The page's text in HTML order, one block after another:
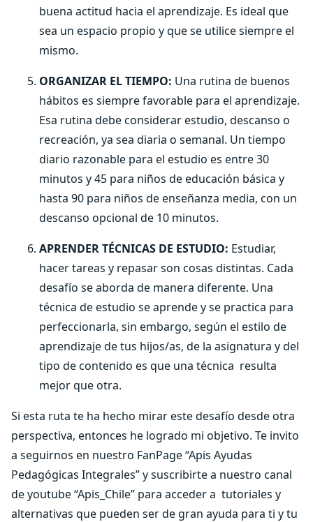
buena actitud hacia el aprendizaje. Es ideal que
sea un espacio propio y que se utilice siempre el
mismo.
ORGANIZAR EL TIEMPO: Una rutina de buenos
hábitos es siempre favorable para el aprendizaje.
Esa rutina debe considerar estudio, descanso o
recreación, ya sea diaria o semanal. Un tiempo
diario razonable para el estudio es entre 30
minutos y 45 para niños de educación básica y
hasta 90 para niños de enseñanza media, con un
descanso opcional de 10 minutos.
APRENDER TÉCNICAS DE ESTUDIO: Estudiar,
hacer tareas y repasar son cosas distintas. Cada
desafío se aborda de manera diferente. Una
técnica de estudio se aprende y se practica para
perfeccionarla, sin embargo, según el estilo de
aprendizaje de tus hijos/as, de la asignatura y del
tipo de contenido es que una técnica resulta
mejor que otra.
Si esta ruta te ha hecho mirar este desafío desde otra
perspectiva, entonces he logrado mi objetivo. Te invito
a seguirnos en nuestro FanPage “Apis Ayudas
Pedagógicas Integrales” y suscribirte a nuestro canal
de youtube “Apis_Chile” para acceder a tutoriales y
alternativas que pueden ser de gran ayuda para ti y tu